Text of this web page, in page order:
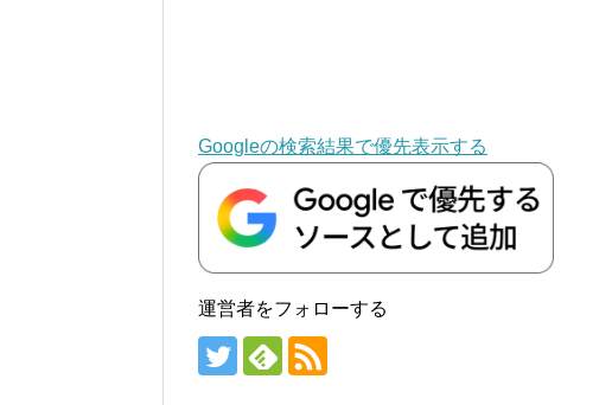
Googleの検索結果で優先表示する
運営者をフォローする